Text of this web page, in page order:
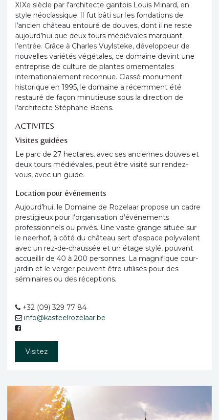
XIXe siècle par l’architecte gantois Louis Minard, en
style néoclassique. Il fut bâti sur les fondations de
l’ancien château entouré de douves, dont il ne reste
aujourd’hui que deux tours médiévales marquant
l’entrée. Grâce à Charles Vuylsteke, développeur de
nouvelles variétés végétales, ce domaine devint une
entreprise de culture de plantes ornementales
internationalement reconnue. Classé monument
historique en 1995, le domaine a récemment été
restauré de façon minutieuse sous la direction de
l’architecte Stéphane Boens.
ACTIVITES
Visites guidées
Le parc de 27 hectares, avec ses anciennes douves et
deux tours médiévales, peut être visité sur rendez-
vous, avec un guide.
Location pour événements
Aujourd’hui, le Domaine de Rozelaar propose un cadre
prestigieux pour l’organisation d’événements
professionnels ou privés. Une vaste grange située sur
le neerhof, à côté du château sert d'espace polyvalent
avec un rez-de-chaussée et un étage stylé, pouvant
accueillir de 40 à 200 personnes. La magnifique cour-
jardin et le verger peuvent être utilisés pour des
séminaires ou des réceptions.
+32 (09) 329 77 84
info@kasteelrozelaar.be
Visitez